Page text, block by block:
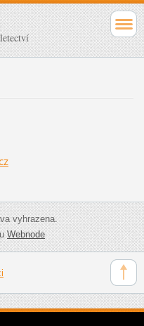
vyhrazena.
Webnode